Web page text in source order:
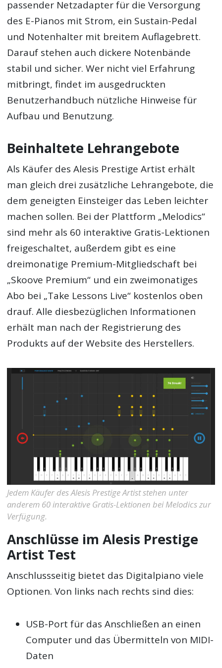
passender Netzadapter für die Versorgung
des E-Pianos mit Strom, ein Sustain-Pedal
und Notenhalter mit breitem Auflagebrett.
Darauf stehen auch dickere Notenbände
stabil und sicher. Wer nicht viel Erfahrung
mitbringt, findet im ausgedruckten
Benutzerhandbuch nützliche Hinweise für
Aufbau und Benutzung.
Beinhaltete Lehrangebote
Als Käufer des Alesis Prestige Artist erhält
man gleich drei zusätzliche Lehrangebote, die
dem geneigten Einsteiger das Leben leichter
machen sollen. Bei der Plattform „Melodics“
sind mehr als 60 interaktive Gratis-Lektionen
freigeschaltet, außerdem gibt es eine
dreimonatige Premium-Mitgliedschaft bei
„Skoove Premium“ und ein zweimonatiges
Abo bei „Take Lessons Live“ kostenlos oben
drauf. Alle diesbezüglichen Informationen
erhält man nach der Registrierung des
Produkts auf der Website des Herstellers.
Jedem Käufer des Alesis Prestige Artist stehen unter
anderem 60 interaktive Gratis-Lektionen bei Melodics zur
Verfügung.
Anschlüsse im Alesis Prestige
Artist Test
Anschlussseitig bietet das Digitalpiano viele
Optionen. Von links nach rechts sind dies:
USB-Port für das Anschließen an einen
Computer und das Übermitteln von MIDI-
Daten